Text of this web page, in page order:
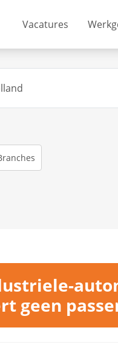
Vacatures
geen